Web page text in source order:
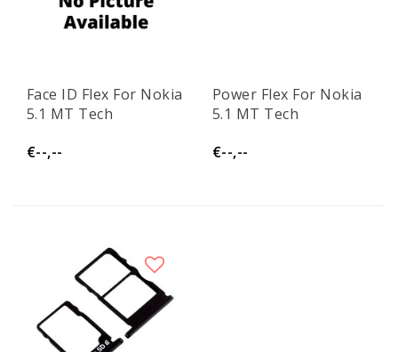
Face ID Flex For Nokia
5.1 MT Tech
€--,--
Power Flex For Nokia
5.1 MT Tech
€--,--